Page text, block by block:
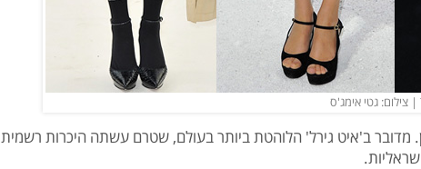
| צילום: גטי אימג'ס
מדובר ב'איט גירל' הלוהטת ביותר בעולם, שטרם עשתה היכרות רשמית